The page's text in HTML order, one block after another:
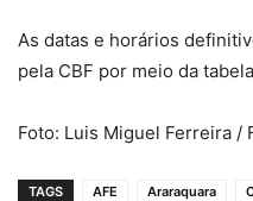
As datas e horários
pela CBF por meio da
Foto: Luis Miguel Ferreira /
TAGS AFE Araraquara